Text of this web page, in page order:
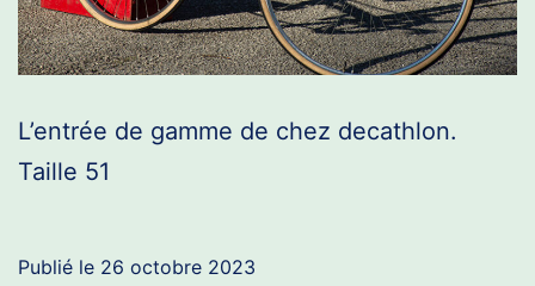
L’entrée de gamme de chez decathlon.
Taille 51
Publié le 26 octobre 2023